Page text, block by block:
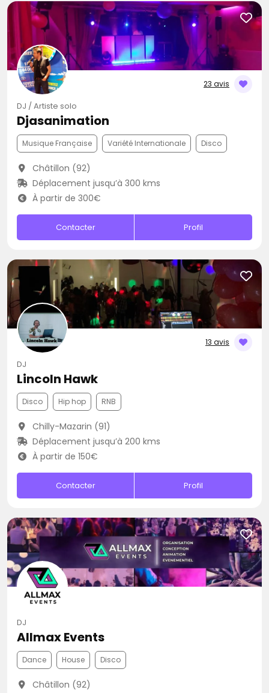
23 avis
DJ / Artiste solo
Djasanimation
Musique Française Variété Internationale Disco
Châtillon (92)
Déplacement jusqu’à 300 kms
À partir de 300€
Contacter Profil
13 avis
DJ
Lincoln Hawk
Disco Hip hop RNB
Chilly-Mazarin (91)
Déplacement jusqu’à 200 kms
À partir de 150€
Contacter Profil
DJ
Allmax Events
Dance House Disco
Châtillon (92)